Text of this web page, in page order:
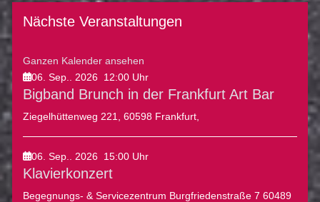
Nächste Veranstaltungen
Ganzen Kalender ansehen
06. Sep.. 2026 12:00 Uhr
Bigband Brunch in der Frankfurt Art Bar
Ziegelhüttenweg 221, 60598 Frankfurt,
06. Sep.. 2026 15:00 Uhr
Klavierkonzert
Begegnungs- & Servicezentrum Burgfriedenstraße 7 60489